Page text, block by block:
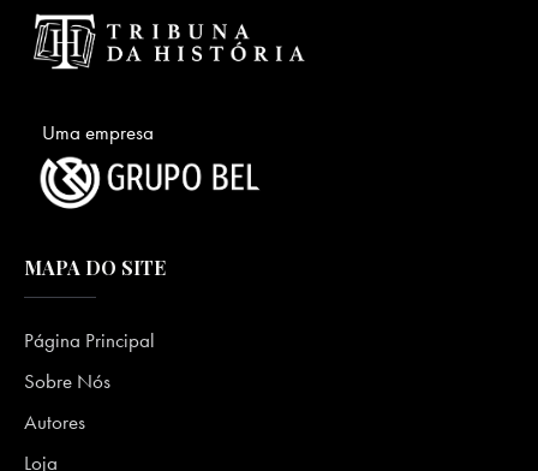
Uma empresa
MAPA DO SITE
Página Principal
Sobre Nós
Autores
Loja